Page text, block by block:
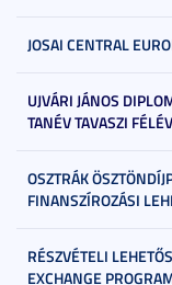
JOSAI CENTRAL
UJVÁRI JÁNOS
TANÉV TAVASZI
OSZTRÁK
FINANSZÍROZÁSI
RÉSZVÉTELI
EXCHANGE